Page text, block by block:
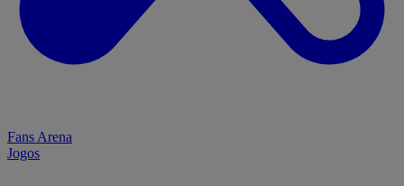
Fans Arena
Jogos